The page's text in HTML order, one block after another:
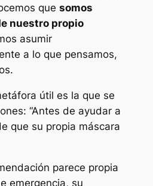
que somos
nuestro propio
asumir
a lo que pensamos,
útil es la que se
“Antes de ayudar a
que su propia máscara
parece propia
emergencia, su